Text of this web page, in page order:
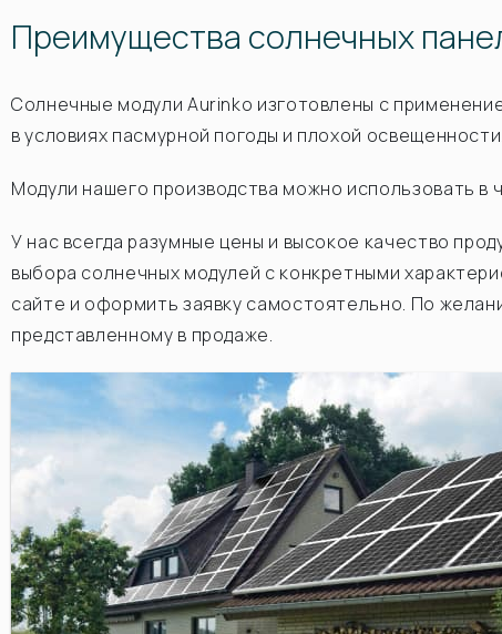
Преимущества солнечных
Солнечные модули Aurinko изготовлены с
в условиях пасмурной погоды и плохой
Модули нашего производства можно использовать в
У нас всегда разумные цены и высокое качество
выбора солнечных модулей с конкретными
сайте и оформить заявку самостоятельно. По
представленному в продаже.